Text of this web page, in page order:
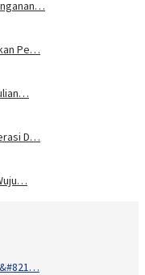
Pe…
D…